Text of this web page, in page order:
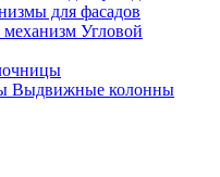
для фасадов
Угловой
Выдвижные колонны